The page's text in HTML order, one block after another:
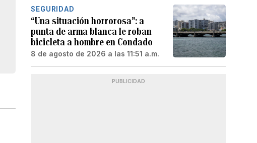
SEGURIDAD
“Una situación horrorosa”: a
punta de arma blanca le roban
bicicleta a hombre en Condado
8 de agosto de 2026 a las 11:51 a.m.
PUBLICIDAD